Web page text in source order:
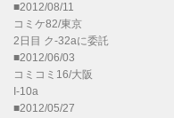
■2012/08/11
コミケ82/東京
2日目 ク-32aに委託
■2012/06/03
コミコミ16/大阪
I-10a
■2012/05/27